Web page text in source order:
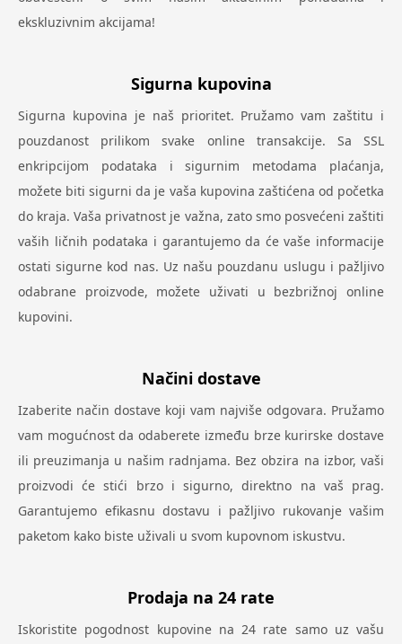
ekskluzivnim akcijama!
Sigurna kupovina
Sigurna kupovina je naš prioritet. Pružamo vam zaštitu i
pouzdanost prilikom svake online transakcije. Sa SSL
enkripcijom podataka i sigurnim metodama plaćanja,
možete biti sigurni da je vaša kupovina zaštićena od početka
do kraja. Vaša privatnost je važna, zato smo posvećeni zaštiti
vaših ličnih podataka i garantujemo da će vaše informacije
ostati sigurne kod nas. Uz našu pouzdanu uslugu i pažljivo
odabrane proizvode, možete uživati u bezbrižnoj online
kupovini.
Načini dostave
Izaberite način dostave koji vam najviše odgovara. Pružamo
vam mogućnost da odaberete između brze kurirske dostave
ili preuzimanja u našim radnjama. Bez obzira na izbor, vaši
proizvodi će stići brzo i sigurno, direktno na vaš prag.
Garantujemo efikasnu dostavu i pažljivo rukovanje vašim
paketom kako biste uživali u svom kupovnom iskustvu.
Prodaja na 24 rate
Iskoristite pogodnost kupovine na 24 rate samo uz vašu